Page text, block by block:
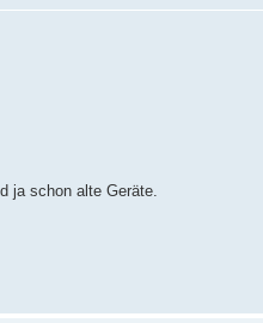
ja schon alte Geräte.